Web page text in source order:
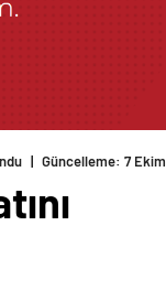
| Güncelleme: 7